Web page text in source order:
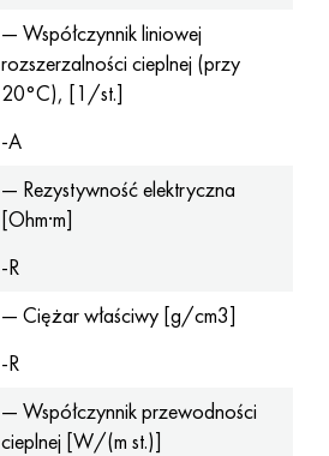
— Współczynnik liniowej
rozszerzalności cieplnej (przy
20°С), [1/st.]
-A
— Rezystywność elektryczna
[Ohm·m]
-R
— Ciężar właściwy [g/cm3]
-R
— Współczynnik przewodności
cieplnej [W/(m st.)]